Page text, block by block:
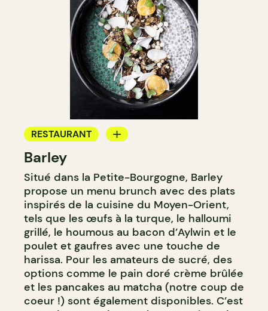
RESTAURANT
CAFÉ
Barley
Situé dans la Petite-Bourgogne, Barley
propose un menu brunch avec des plats
inspirés de la cuisine du Moyen-Orient,
tels que les œufs à la turque, le halloumi
grillé, le houmous au bacon d’Aylwin et le
poulet et gaufres avec une touche de
harissa. Pour les amateurs de sucré, des
options comme le pain doré crème brûlée
et les pancakes au matcha (notre coup de
coeur !) sont également disponibles. C’est